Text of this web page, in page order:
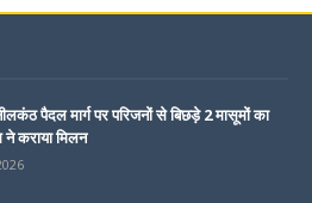
पैदल मार्ग पर परिजनों से बिछड़े 2 मासूमों का
कराया मिलन